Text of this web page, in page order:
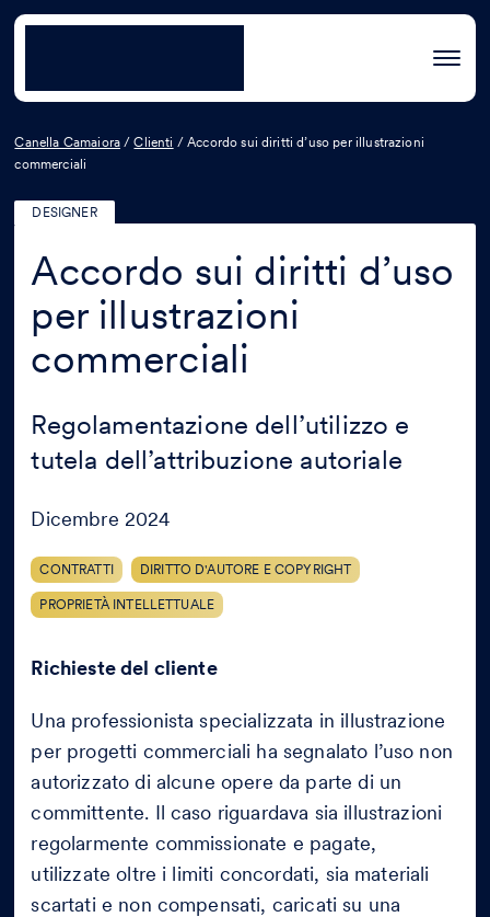
Canella Camaiora /Clienti /Accordo sui diritti d’uso per illustrazioni
commerciali
DESIGNER
Accordo sui diritti d’uso
per illustrazioni
commerciali
Regolamentazione dell’utilizzo e
tutela dell’attribuzione autoriale
Dicembre 2024
CONTRATTI DIRITTO D'AUTORE E COPYRIGHT
PROPRIETÀ INTELLETTUALE
Richieste del cliente
Una professionista specializzata in illustrazione
per progetti commerciali ha segnalato l’uso non
autorizzato di alcune opere da parte di un
committente. Il caso riguardava sia illustrazioni
regolarmente commissionate e pagate,
utilizzate oltre i limiti concordati, sia materiali
scartati e non compensati, caricati su una